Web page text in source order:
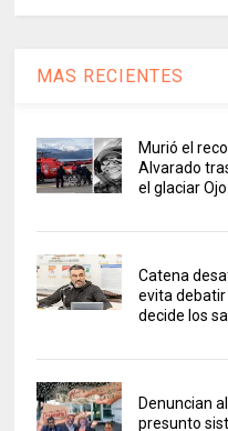
MAS RECIENTES
Murió el
Alvarado
el glaciar
Catena
evita debatir
decide los
Denuncian
presunto